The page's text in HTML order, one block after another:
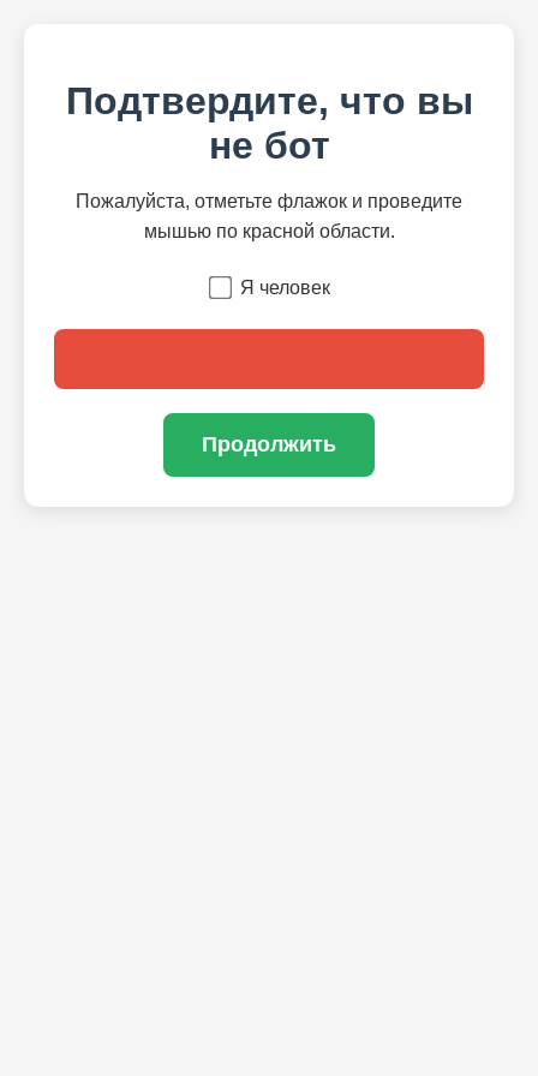
Подтвердите, что вы
не бот
Пожалуйста, отметьте флажок и проведите
мышью по красной области.
Я человек
Продолжить